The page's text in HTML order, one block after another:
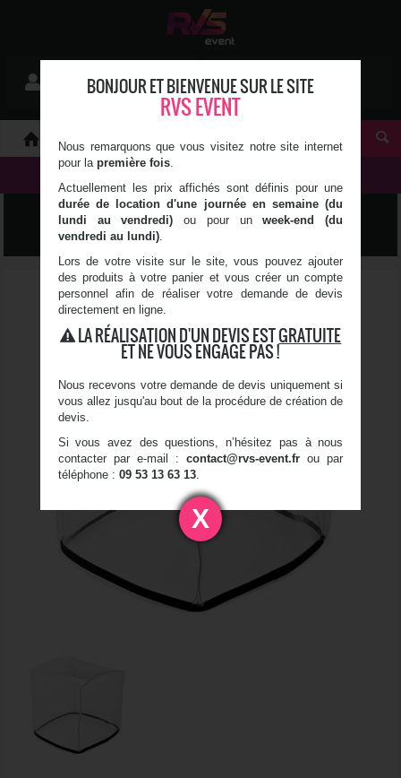
Se connecter
0 article(s)
LUMIÈRE, SON & VIDÉO
X
BONJOUR ET BIENVENUE SUR LE SITE
RVS EVENT
Nous remarquons que vous visitez notre site internet
pour la première fois.
Actuellement les prix affichés sont définis pour une
durée de location d'une journée en semaine (du
lundi au vendredi) ou pour unweek-end (du
vendredi au lundi).
Lors de votre visite sur le site, vous pouvez ajouter
des produits à votre panier et vous créer un compte
personnel afin de réaliser votre demande de devis
directement en ligne.
LA RÉALISATION D'UN DEVIS ESTGRATUITE
ET NE VOUS ENGAGE PAS !
Nous recevons votre demande de devis uniquement si
vous allez jusqu'au bout de la procédure de création de
devis.
Si vous avez des questions, n’hésitez pas à nous
contacter par e-mail :contact@rvs-event.fr ou par
téléphone : 09 53 13 63 13.